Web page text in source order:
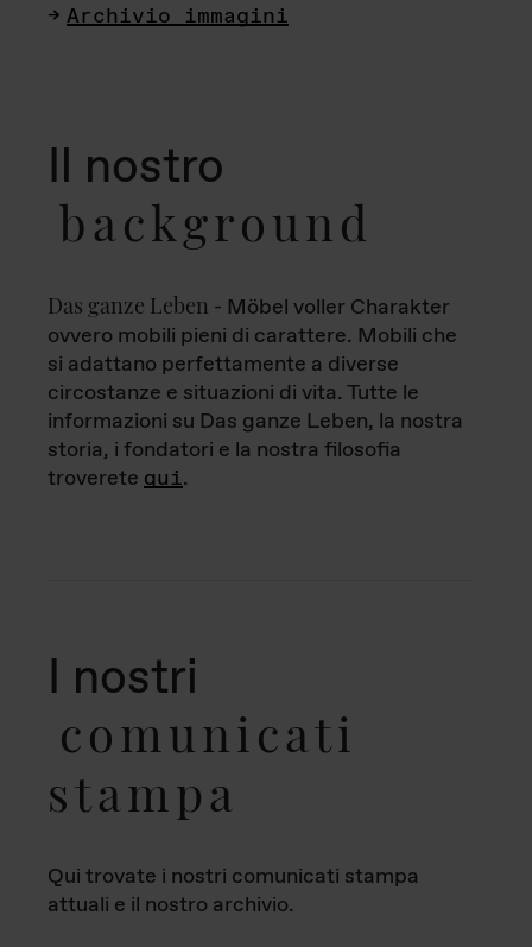
Archivio immagini
Il nostro
background
Das ganze Leben - Möbel voller Charakter
ovvero mobili pieni di carattere. Mobili che
si adattano perfettamente a diverse
circostanze e situazioni di vita. Tutte le
informazioni su Das ganze Leben, la nostra
storia, i fondatori e la nostra filosofia
troverete qui.
I nostri
comunicati
stampa
Qui trovate i nostri comunicati stampa
attuali e il nostro archivio.